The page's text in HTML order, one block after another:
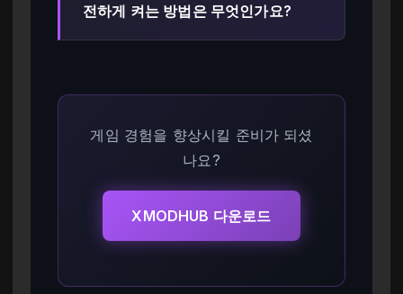
전하게 켜는 방법은 무엇인가요?
게임 경험을 향상시킬 준비가 되셨
나요?
XMODHUB 다운로드